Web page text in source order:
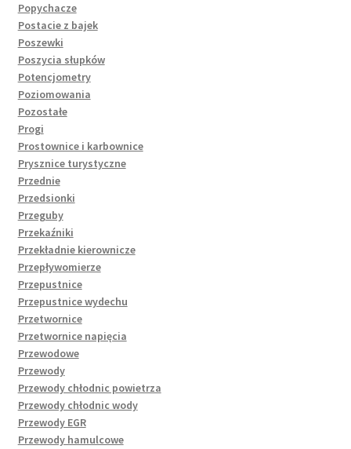
Popychacze
Postacie z bajek
Poszewki
Poszycia słupków
Potencjometry
Poziomowania
Pozostałe
Progi
Prostownice i karbownice
Prysznice turystyczne
Przednie
Przedsionki
Przeguby
Przekaźniki
Przekładnie kierownicze
Przepływomierze
Przepustnice
Przepustnice wydechu
Przetwornice
Przetwornice napięcia
Przewodowe
Przewody
Przewody chłodnic powietrza
Przewody chłodnic wody
Przewody EGR
Przewody hamulcowe